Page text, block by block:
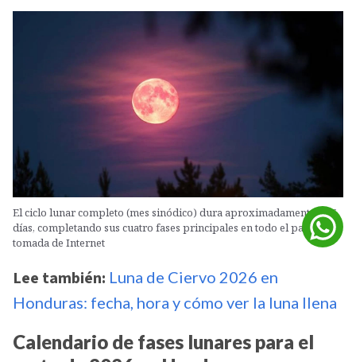
El ciclo lunar completo (mes sinódico) dura aproximadamente 29.5
días, completando sus cuatro fases principales en todo el país. Foto:
tomada de Internet
Lee también: Luna de Ciervo 2026 en
Honduras: fecha, hora y cómo ver la luna llena
Calendario de fases lunares para el